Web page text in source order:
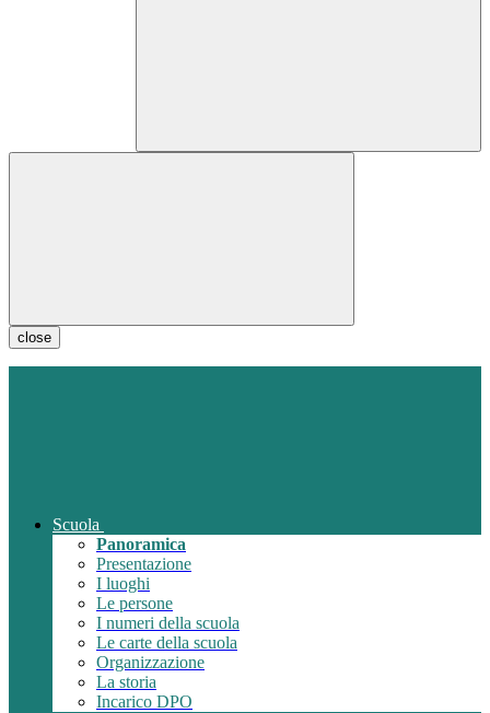
close
Scuola
Panoramica
Presentazione
I luoghi
Le persone
I numeri della scuola
Le carte della scuola
Organizzazione
La storia
Incarico DPO